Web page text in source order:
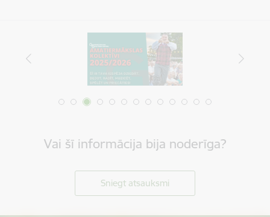
Vai šī informācija bija noderīga?
Sniegt atsauksmi